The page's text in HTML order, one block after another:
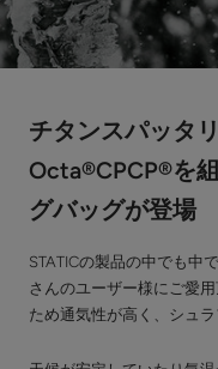
チタンスパッタ
Octa®CPCP®を
グバッグが登場
STATICの製品の中でも中
さんのユーザー様にご愛
ため通気性が高く、シュ